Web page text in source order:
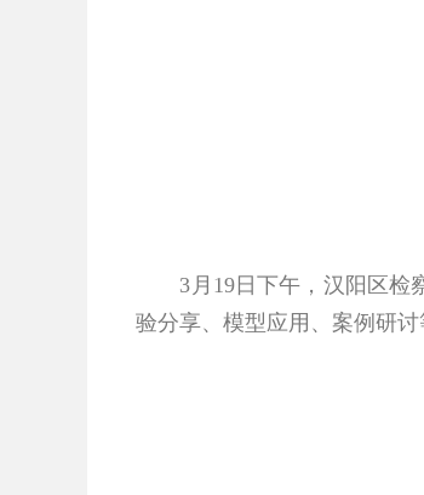
3月19日下午，汉阳区检察
验分享、模型应用、案例研